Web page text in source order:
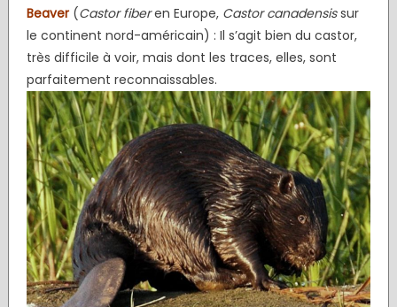
Beaver (Castor fiberen Europe, Castor canadensissur
le continent nord-américain) : Il s’agit bien du castor,
très difficile à voir, mais dont les traces, elles, sont
parfaitement reconnaissables.